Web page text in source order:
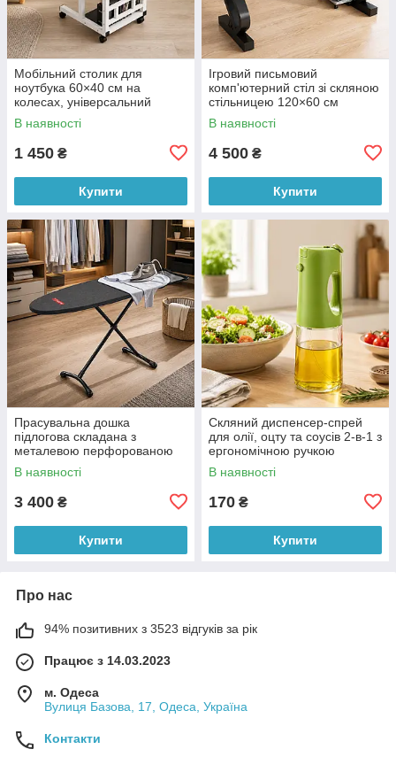
Мобільний столик для
ноутбука 60×40 см на
колесах, універсальний
регульований стіл чорного
кольору (X05/5740)
В наявності
1 450 ₴
Купити
Ігровий письмовий
комп'ютерний стіл зі скляною
стільницею 120×60 см
металевий каркас чорний
(X05/5403)
В наявності
4 500 ₴
Купити
Прасувальна дошка
підлогова складана з
металевою перфорованою
основою 140*38 см Dogrular
NANO Темно-сірий
В наявності
3 400 ₴
Купити
Скляний диспенсер-спрей
для олії, оцту та соусів 2-в-1 з
ергономічною ручкою
(X05/5744)
В наявності
170 ₴
Купити
Про нас
94% позитивних з 3523 відгуків за рік
Працює з 14.03.2023
м. Одеса
Вулиця Базова, 17, Одеса, Україна
Контакти